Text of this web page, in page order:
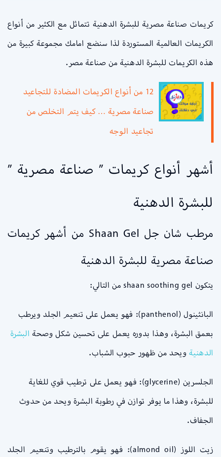
كريمات صناعة مصرية للبشرة الدهنية تتماثل مع الكثير من أنواع
الكريمات العالمية المستوردة لذا سنضع امامك مجموعة كبيرة من
هذه الكريمات للبشرة الدهنية من صناعة مصر.
12 من أنواع الكريمات المضادة للتجاعيد
صناعة مصرية … كيف يتم التخلص من
تجاعيد الوجه
أشهر أنواع كريمات ” صناعة مصرية ”
للبشرة الدهنية
مرطب شان جل Shaan Gel من أشهر كريمات
صناعة مصرية للبشرة الدهنية
يتكون shaan soothing gel من التالي:
البانثينول (panthenol): فهو يعمل على تنعيم الجلد ويرطب
بعمق البشرة، وهذا بدوره يعمل على تحسين شكل وصحة البشرة
الدهنيةويحد من ظهور حبوب الشباب.
الجلسرين (glycerine): فهو يعمل على ترطيب قوي للغاية
للبشرة، وهذا ما يوفر توازن في رطوبة البشرة ويحد من حدوث
الجفاف.
زيت اللوز (almond oil): فهو يقوم بالترطيب وتنعيم الجلد